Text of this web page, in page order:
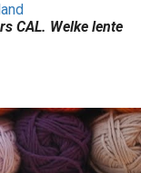
CAL. Welke lente